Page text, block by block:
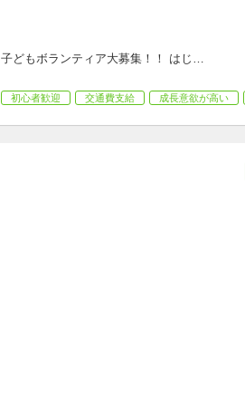
子どもボランティア大募集！！ はじ …
初心者歓迎 交通費支給 成長意欲が高い